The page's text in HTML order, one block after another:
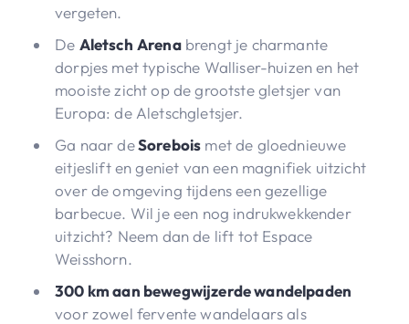
vergeten.
De Aletsch Arenabrengt je charmante
dorpjes met typische Walliser-huizen en het
mooiste zicht op de grootste gletsjer van
Europa: de Aletschgletsjer.
Ga naar deSorebois met de gloednieuwe
eitjeslift en geniet van een magnifiek uitzicht
over de omgeving tijdens een gezellige
barbecue. Wil je een nog indrukwekkender
uitzicht? Neem dan de lift tot Espace
Weisshorn.
300 km aan bewegwijzerde wandelpaden
voor zowel fervente wandelaars als